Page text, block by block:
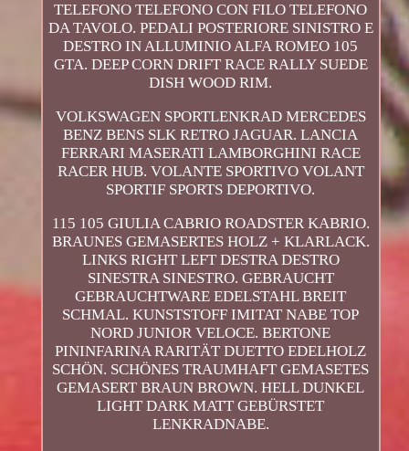
TELEFONO TELEFONO CON FILO TELEFONO
DA TAVOLO. PEDALI POSTERIORE SINISTRO E
DESTRO IN ALLUMINIO ALFA ROMEO 105
GTA. DEEP CORN DRIFT RACE RALLY SUEDE
DISH WOOD RIM.
VOLKSWAGEN SPORTLENKRAD MERCEDES
BENZ BENS SLK RETRO JAGUAR. LANCIA
FERRARI MASERATI LAMBORGHINI RACE
RACER HUB. VOLANTE SPORTIVO VOLANT
SPORTIF SPORTS DEPORTIVO.
115 105 GIULIA CABRIO ROADSTER KABRIO.
BRAUNES GEMASERTES HOLZ + KLARLACK.
LINKS RIGHT LEFT DESTRA DESTRO
SINESTRA SINESTRO. GEBRAUCHT
GEBRAUCHTWARE EDELSTAHL BREIT
SCHMAL. KUNSTSTOFF IMITAT NABE TOP
NORD JUNIOR VELOCE. BERTONE
PININFARINA RARITÄT DUETTO EDELHOLZ
SCHÖN. SCHÖNES TRAUMHAFT GEMASETES
GEMASERT BRAUN BROWN. HELL DUNKEL
LIGHT DARK MATT GEBÜRSTET
LENKRADNABE.